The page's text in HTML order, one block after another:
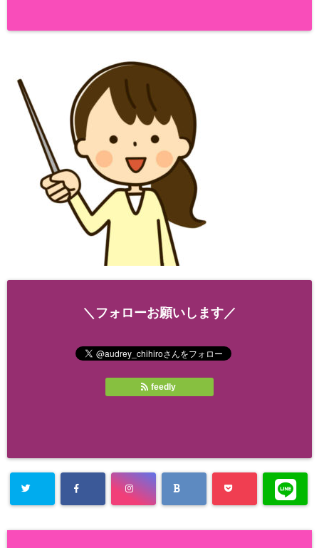
＼フォローお願いします／
feedly